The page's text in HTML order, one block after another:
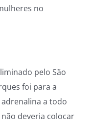
no
pelo São
foi para a
a todo
deveria colocar